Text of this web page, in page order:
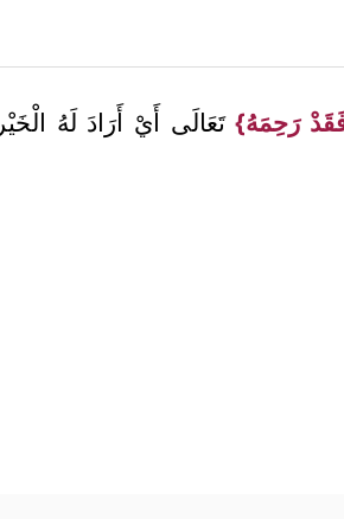
رَحِمَهُ}تَعَالَى أَيْ أَرَادَ لَهُ الْخَيْر